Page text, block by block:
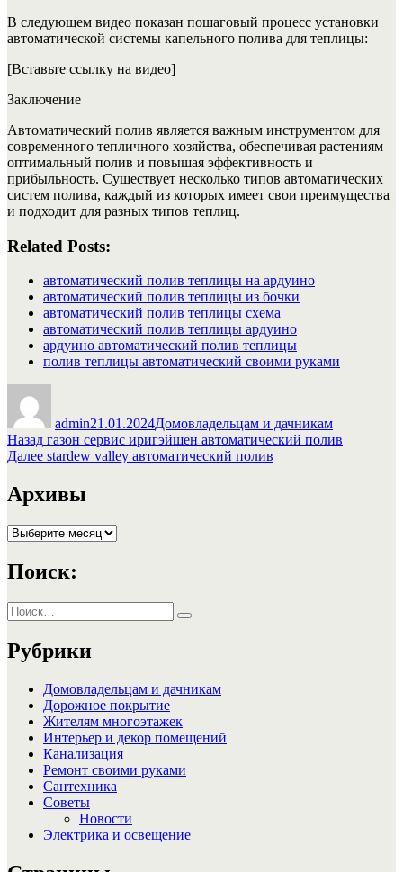
В следующем видео показан пошаговый процесс установки
автоматической системы капельного полива для теплицы:
[Вставьте ссылку на видео]
Заключение
Автоматический полив является важным инструментом для
современного тепличного хозяйства, обеспечивая растениям
оптимальный полив и повышая эффективность и
прибыльность. Существует несколько типов автоматических
систем полива, каждый из которых имеет свои преимущества
и подходит для разных типов теплиц.
Related Posts:
автоматический полив теплицы на ардуино
автоматический полив теплицы из бочки
автоматический полив теплицы схема
автоматический полив теплицы ардуино
ардуино автоматический полив теплицы
полив теплицы автоматический своими руками
admin21.01.2024Домовладельцам и дачникам
Навигация
по
записям
Назад Предыдущая
запись:
газон сервис иригэйшен автоматический полив
Далее Следующая
stardew valley автоматический полив
Архивы
Архивы
Поиск:
Искать:
Поиск
Рубрики
Домовладельцам и дачникам
Дорожное покрытие
Жителям многоэтажек
Интерьер и декор помещений
Канализация
Ремонт своими руками
Сантехника
Советы
Новости
Электрика и освещение